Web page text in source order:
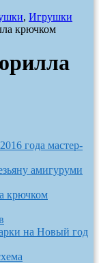
, Игрушки
крючком
года мастер-
амигуруми
крючком
на Новый год